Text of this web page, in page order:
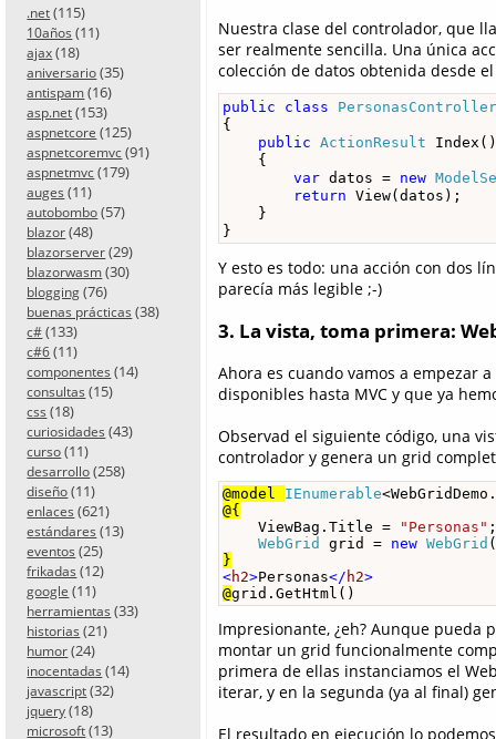
.net (115)
10años (11)
ajax (18)
aniversario (35)
antispam (16)
asp.net (153)
aspnetcore (125)
aspnetcoremvc (91)
aspnetmvc (179)
auges (11)
autobombo (57)
blazor (48)
blazorserver (29)
blazorwasm (30)
blogging (76)
buenas prácticas (38)
c# (133)
c#6 (11)
componentes (14)
consultas (15)
css (18)
curiosidades (43)
curso (11)
desarrollo (258)
diseño (11)
enlaces (621)
estándares (13)
eventos (25)
frikadas (12)
google (11)
herramientas (33)
historias (21)
humor (24)
inocentadas (14)
javascript (32)
jquery (18)
microsoft (13)
Nuestra clase del controlador, que
ser realmente sencilla. Una única
colección de datos obtenida desde
public class
PersonasController
{
public ActionResult Index()
{
var datos = new
return View(datos);
}
}
Y esto es todo: una acción con dos
parecía más legible ;-)
3. La vista, toma primera:
Ahora es cuando vamos a empezar
disponibles hasta MVC y que ya
Observad el siguiente código, una
controlador y genera un grid
@model IEnumerable
@{
ViewBag.Title =
"Personas" ;
WebGrid
grid = new WebGrid
}
<h2>Personas</ h2>
@grid.GetHtml()
Impresionante, ¿eh? Aunque pueda
montar un grid funcionalmente
primera de ellas instanciamos el
iterar, y en la segunda (ya al final)
El resultado en ejecución lo